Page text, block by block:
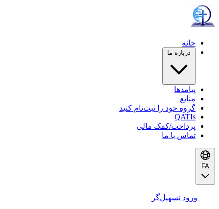
خانه
درباره ما
پیامدها
منابع
گروه خود را ثبت‌نام کنید
QATIs
پرداخت/کمک مالی
تماس با ما
FA
ورود تسهیل‌گر